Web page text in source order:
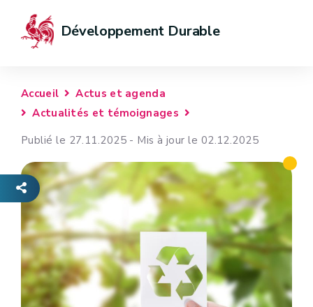
Développement Durable
Accueil
Actus et agenda
Actualités et témoignages
Publié le 27.11.2025 - Mis à jour le 02.12.2025